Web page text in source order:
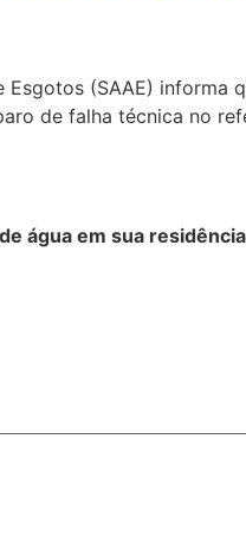
Esgotos (SAAE) informa
de falha técnica no
água em sua